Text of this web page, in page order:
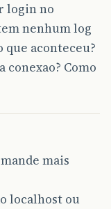
login no
nenhum log
aconteceu?
conexao? Como
mais
localhost ou